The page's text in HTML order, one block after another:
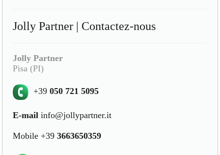
Jolly Partner | Contactez-nous
Jolly Partner
Pisa (PI)
+39050 721 5095
E-mail info@jollypartner.it
Mobile +393663650359